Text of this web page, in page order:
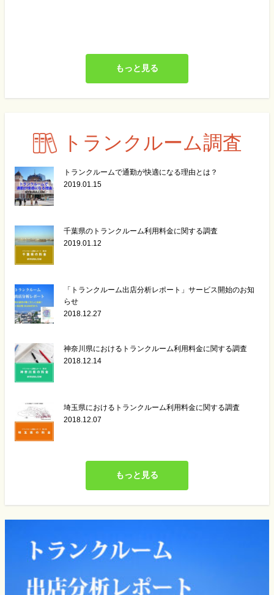
もっと見る
トランクルーム調査
トランクルームで通勤が快適になる理由とは？
2019.01.15
千葉県のトランクルーム利用料金に関する調査
2019.01.12
「トランクルーム出店分析レポート」サービス開始のお知
らせ
2018.12.27
神奈川県におけるトランクルーム利用料金に関する調査
2018.12.14
埼玉県におけるトランクルーム利用料金に関する調査
2018.12.07
もっと見る